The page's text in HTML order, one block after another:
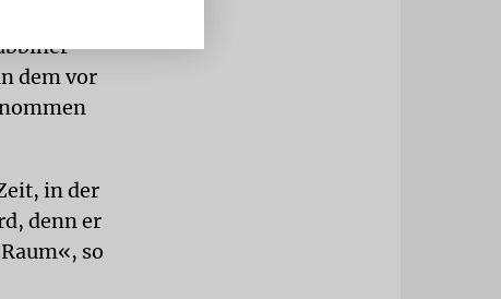
dem vor
in der
denn er
so